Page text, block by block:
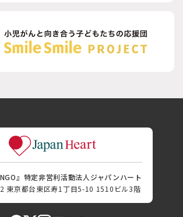
NGO』特定非営利活動法人ジャパンハート
東京都台東区寿1丁目5-10 1510ビル3階